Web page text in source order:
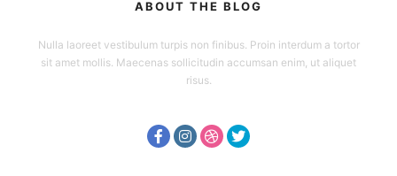
ABOUT THE BLOG
Nulla laoreet vestibulum turpis non finibus. Proin interdum a tortor
sit amet mollis. Maecenas sollicitudin accumsan enim, ut aliquet
risus.